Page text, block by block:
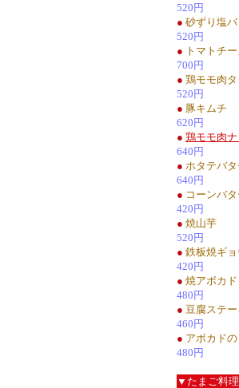
520円
● 砂ずり塩
520円
● トマトチ
700円
● 鶏モモ肉
520円
● 豚キムチ
620円
● 鶏モモ肉
640円
● ホタテバ
640円
● コーンバ
420円
● 焼山芋
520円
● 鉄板焼ギ
420円
● 焼アボカド
480円
● 豆腐ステ
460円
● アボカド
480円
▼たまご料理